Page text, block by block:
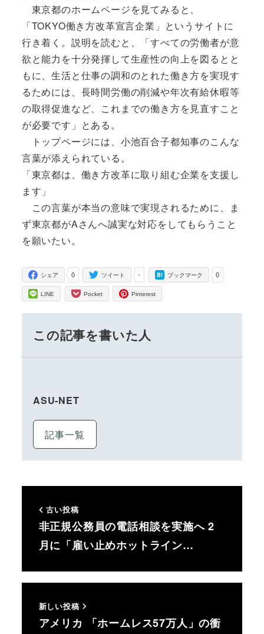
東京都のホームページを見てみると、
「TOKYO働き方改革宣言企業」というサイトに
行き着く。説明を読むと、「すべての労働者が意
欲と能力を十分発揮して生産性の向上を図るとと
もに、生活と仕事の調和のとれた働き方を実現す
るためには、長時間労働の削減や年次有給休暇等
の取得促進など、これまでの働き方を見直すこと
が必要です」とある。
トップページには、小池百合子都知事のこんな
言葉が添えられている。
「東京都は、働き方改革に取り組む企業を支援し
ます」
この言葉が本当の意味で実現されるために、ま
ず東京都がAさんへ誠実な対応をしてもらうこと
を願いたい。
0
シェア -
ツイート 0
ブックマーク
LINE Pocket Pinterest
この記事を書いた人
ASU-NET
記事一覧
古い投稿
非正規公務員の電話相談を実施へ 2
月に「雇い止めホットライン…
新しい投稿
アメリカ 「ホームレス57万人」の衝